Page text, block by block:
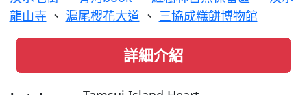
龍山寺 、 滬尾櫻花大道、 三協成糕餅博物館
詳細介紹